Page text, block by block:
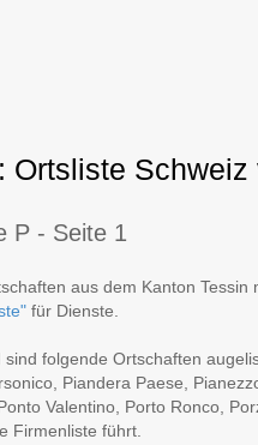
Ortsliste
P - Seite 1
aus dem Kanton
für Dienste.
sind folgende Ortschaften
Piandera Paese,
Valentino, Porto Ronco,
Firmenliste führt.